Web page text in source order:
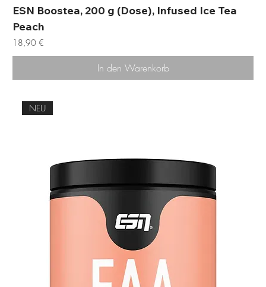
ESN Boostea, 200 g (Dose), Infused Ice Tea
Peach
Preis
18,90 €
In den Warenkorb
NEU